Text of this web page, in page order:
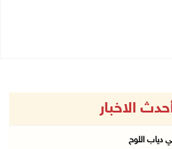
الاخبار
دياب اللوح